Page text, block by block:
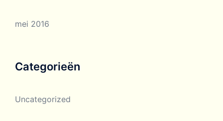
mei 2016
Categorieën
Uncategorized